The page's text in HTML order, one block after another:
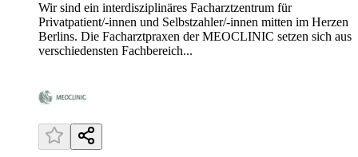
Wir sind ein interdisziplinäres Facharztzentrum für
Privatpatient/-innen und Selbstzahler/-innen mitten im Herzen
Berlins. Die Facharztpraxen der MEOCLINIC setzen sich aus
verschiedensten Fachbereich...